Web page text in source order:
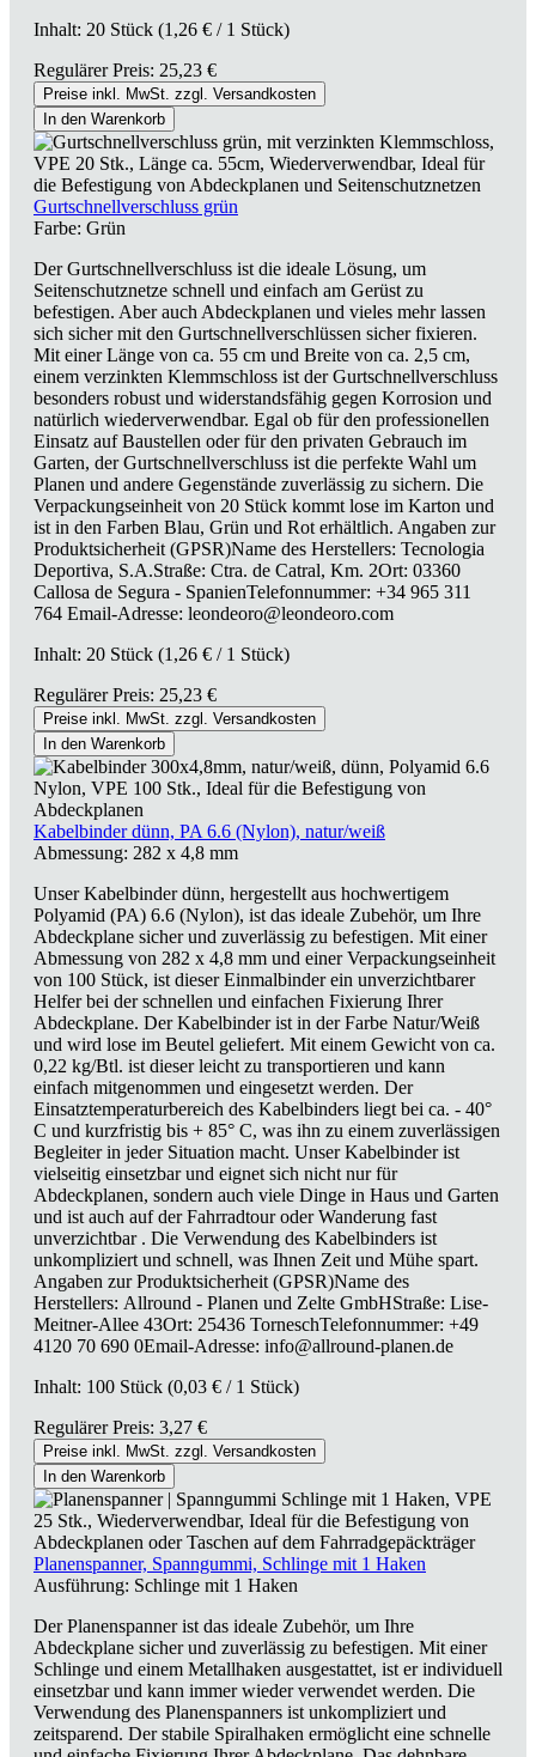
Inhalt: 20 Stück (1,26 € / 1 Stück)
Regulärer Preis: 25,23 €
Preise inkl. MwSt. zzgl. Versandkosten
In den Warenkorb
Gurtschnellverschluss grün
Farbe: Grün
Der Gurtschnellverschluss ist die ideale Lösung, um
Seitenschutznetze schnell und einfach am Gerüst zu
befestigen. Aber auch Abdeckplanen und vieles mehr lassen
sich sicher mit den Gurtschnellverschlüssen sicher fixieren.
Mit einer Länge von ca. 55 cm und Breite von ca. 2,5 cm,
einem verzinkten Klemmschloss ist der Gurtschnellverschluss
besonders robust und widerstandsfähig gegen Korrosion und
natürlich wiederverwendbar. Egal ob für den professionellen
Einsatz auf Baustellen oder für den privaten Gebrauch im
Garten, der Gurtschnellverschluss ist die perfekte Wahl um
Planen und andere Gegenstände zuverlässig zu sichern. Die
Verpackungseinheit von 20 Stück kommt lose im Karton und
ist in den Farben Blau, Grün und Rot erhältlich. Angaben zur
Produktsicherheit (GPSR)Name des Herstellers: Tecnologia
Deportiva, S.A.Straße: Ctra. de Catral, Km. 2Ort: 03360
Callosa de Segura - SpanienTelefonnummer: +34 965 311
764 Email-Adresse: leondeoro@leondeoro.com
Inhalt: 20 Stück (1,26 € / 1 Stück)
Regulärer Preis: 25,23 €
Preise inkl. MwSt. zzgl. Versandkosten
In den Warenkorb
Kabelbinder dünn, PA 6.6 (Nylon), natur/weiß
Abmessung: 282 x 4,8 mm
Unser Kabelbinder dünn, hergestellt aus hochwertigem
Polyamid (PA) 6.6 (Nylon), ist das ideale Zubehör, um Ihre
Abdeckplane sicher und zuverlässig zu befestigen. Mit einer
Abmessung von 282 x 4,8 mm und einer Verpackungseinheit
von 100 Stück, ist dieser Einmalbinder ein unverzichtbarer
Helfer bei der schnellen und einfachen Fixierung Ihrer
Abdeckplane. Der Kabelbinder ist in der Farbe Natur/Weiß
und wird lose im Beutel geliefert. Mit einem Gewicht von ca.
0,22 kg/Btl. ist dieser leicht zu transportieren und kann
einfach mitgenommen und eingesetzt werden. Der
Einsatztemperaturbereich des Kabelbinders liegt bei ca. - 40°
C und kurzfristig bis + 85° C, was ihn zu einem zuverlässigen
Begleiter in jeder Situation macht. Unser Kabelbinder ist
vielseitig einsetzbar und eignet sich nicht nur für
Abdeckplanen, sondern auch viele Dinge in Haus und Garten
und ist auch auf der Fahrradtour oder Wanderung fast
unverzichtbar . Die Verwendung des Kabelbinders ist
unkompliziert und schnell, was Ihnen Zeit und Mühe spart.
Angaben zur Produktsicherheit (GPSR)Name des
Herstellers: Allround - Planen und Zelte GmbHStraße: Lise-
Meitner-Allee 43Ort: 25436 TorneschTelefonnummer: +49
4120 70 690 0Email-Adresse: info@allround-planen.de
Inhalt: 100 Stück (0,03 € / 1 Stück)
Regulärer Preis: 3,27 €
Preise inkl. MwSt. zzgl. Versandkosten
In den Warenkorb
Planenspanner, Spanngummi, Schlinge mit 1 Haken
Ausführung: Schlinge mit 1 Haken
Der Planenspanner ist das ideale Zubehör, um Ihre
Abdeckplane sicher und zuverlässig zu befestigen. Mit einer
Schlinge und einem Metallhaken ausgestattet, ist er individuell
einsetzbar und kann immer wieder verwendet werden. Die
Verwendung des Planenspanners ist unkompliziert und
zeitsparend. Der stabile Spiralhaken ermöglicht eine schnelle